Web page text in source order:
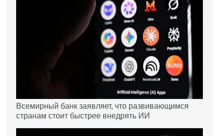
Всемирный банк заявляет, что развивающимся
странам стоит быстрее внедрять ИИ